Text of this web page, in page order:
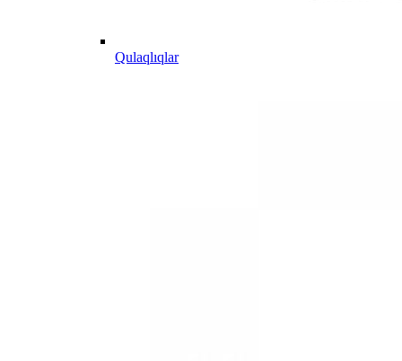
Qulaqlıqlar